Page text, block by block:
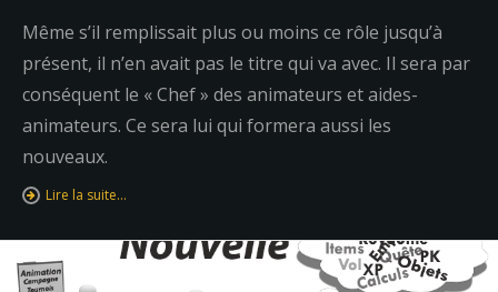
Même s’il remplissait plus ou moins ce rôle jusqu’à
présent, il n’en avait pas le titre qui va avec. Il sera par
conséquent le « Chef » des animateurs et aides-
animateurs. Ce sera lui qui formera aussi les
nouveaux.
Lire la suite…